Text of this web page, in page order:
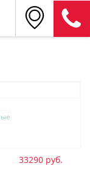
33290 руб.